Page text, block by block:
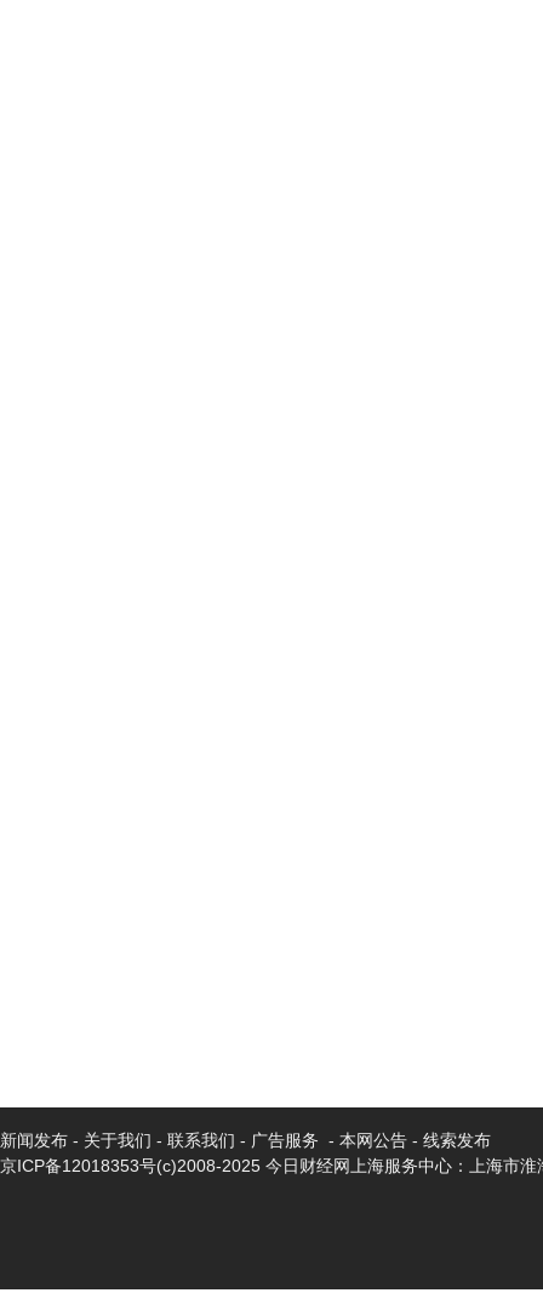
新闻发布 - 关于我们 - 联系我们 - 广告服务 - 本网公告 - 线索发布
京ICP备12018353号(c)2008-2025 今日财经网上海服务中心：上海市